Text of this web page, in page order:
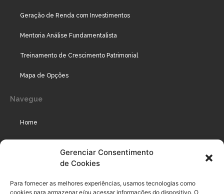
Gerenciar Consentimento
de Cookies
Para fornecer as melhores experiências, usamos tecnologias como
cookies para armazenar e/ou acessar informações do dispositivo. O
Geração de Renda com Investimentos
Mentoria Análise Fundamentalista
Treinamento de Crescimento Patrimonial
Mapa de Opções
Navegue
Home
Podcast